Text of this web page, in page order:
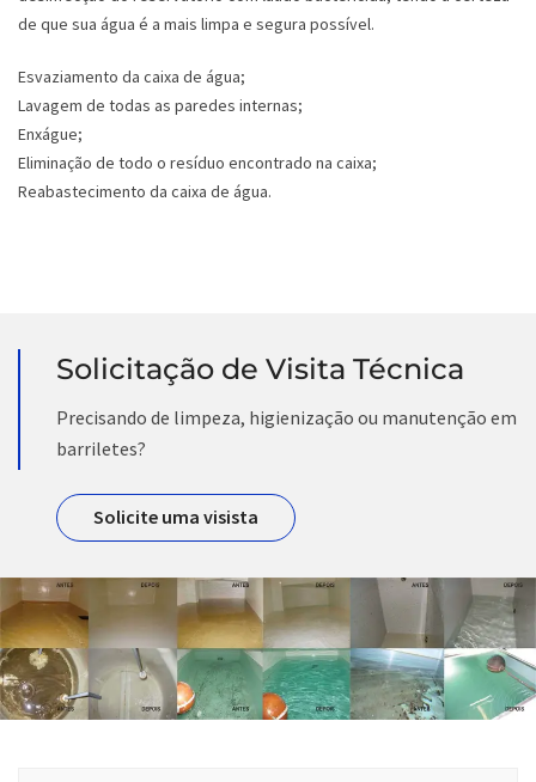
de que sua água é a mais limpa e segura possível.
Esvaziamento da caixa de água;
Lavagem de todas as paredes internas;
Enxágue;
Eliminação de todo o resíduo encontrado na caixa;
Reabastecimento da caixa de água.
Solicitação de Visita Técnica
Precisando de limpeza, higienização ou manutenção em
barriletes?
Solicite uma visista